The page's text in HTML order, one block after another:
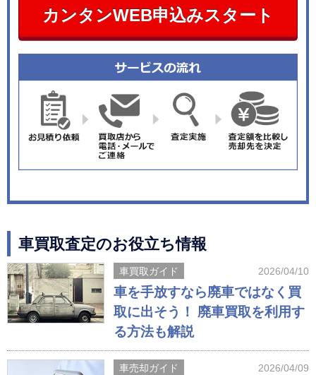
カンタンWEB申込みスタート
車買取査定のお役立ち情報
車買取ガイド 2026/04/10
車を手放すなら廃車ではなく買
取に出そう！ 廃車買取を利用す
る方法も解説
車売却ガイド 2026/04/09